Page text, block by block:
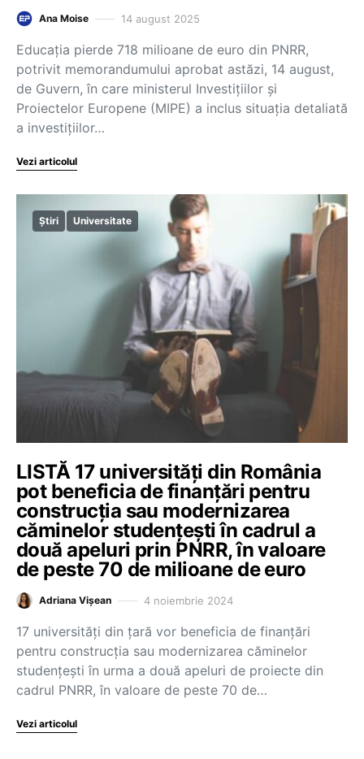
Ana Moise 14 august 2025
Educația pierde 718 milioane de euro din PNRR,
potrivit memorandumului aprobat astăzi, 14 august,
de Guvern, în care ministerul Investițiilor și
Proiectelor Europene (MIPE) a inclus situația detaliată
a investițiilor…
Vezi articolul
Știri Universitate
LISTĂ 17 universități din România
pot beneficia de finanțări pentru
construcția sau modernizarea
căminelor studențești în cadrul a
două apeluri prin PNRR, în valoare
de peste 70 de milioane de euro
Adriana Vișean 4 noiembrie 2024
17 universități din țară vor beneficia de finanțări
pentru construcția sau modernizarea căminelor
studențești în urma a două apeluri de proiecte din
cadrul PNRR, în valoare de peste 70 de…
Vezi articolul